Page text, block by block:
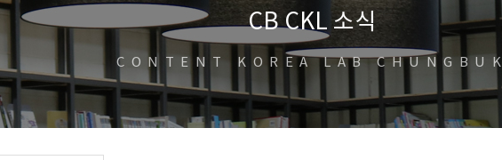
CB CKL 소식
CONTENT KOREA LAB CHUNGBUK